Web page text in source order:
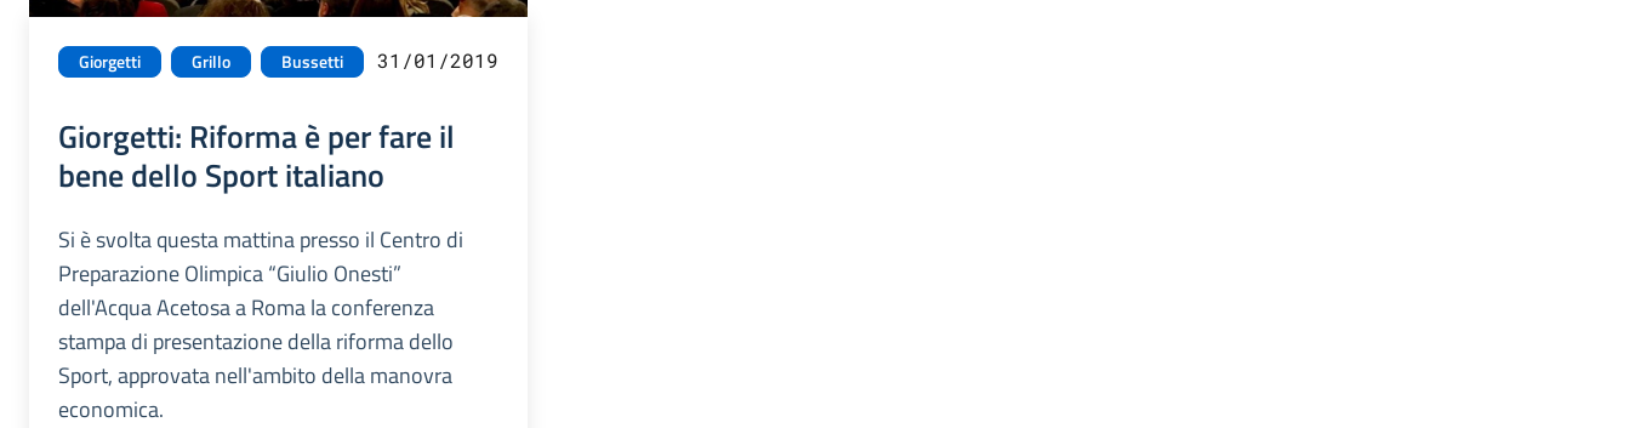
Giorgetti Grillo Bussetti 31/01/2019
Giorgetti: Riforma è per fare il
bene dello Sport italiano
Si è svolta questa mattina presso il Centro di
Preparazione Olimpica “Giulio Onesti”
dell'Acqua Acetosa a Roma la conferenza
stampa di presentazione della riforma dello
Sport, approvata nell'ambito della manovra
economica.